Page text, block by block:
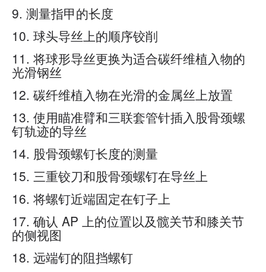
9. 测量指甲的长度
10. 球头导丝上的顺序铰削
11. 将球形导丝更换为适合碳纤维植入物的
光滑钢丝
12. 碳纤维植入物在光滑的金属丝上放置
13. 使用瞄准臂和三联套管针插入股骨颈螺
钉轨迹的导丝
14. 股骨颈螺钉长度的测量
15. 三重铰刀和股骨颈螺钉在导丝上
16. 将螺钉近端固定在钉子上
17. 确认 AP 上的位置以及髋关节和膝关节
的侧视图
18. 远端钉的阻挡螺钉